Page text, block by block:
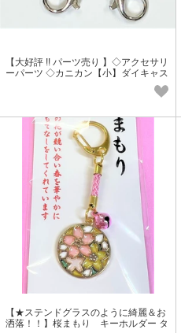
【大好評 !! パーツ売り 】◇アクセサリ
ーパーツ ◇カニカン【小】ダイキャス
【★ステンドグラスのように綺麗＆お
洒落！！】桜まもり キーホルダー タ